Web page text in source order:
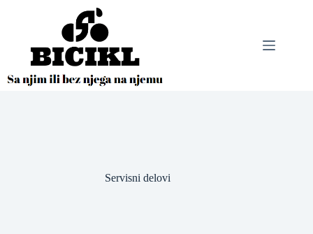
Servisni delovi